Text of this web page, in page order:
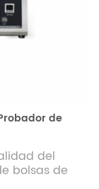
de
del
bolsas de